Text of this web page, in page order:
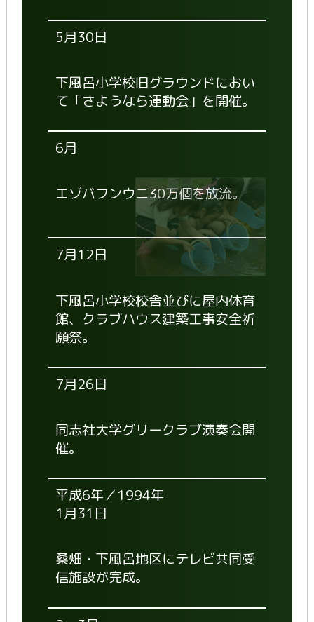
5月30日
下風呂小学校旧グラウンドにおい
て「さようなら運動会」を開催。
6月
エゾバフンウニ30万個を放流。
7月12日
下風呂小学校校舎並びに屋内体育
館、クラブハウス建築工事安全祈
願祭。
7月26日
同志社大学グリークラブ演奏会開
催。
平成6年／1994年
1月31日
桑畑・下風呂地区にテレビ共同受
信施設が完成。